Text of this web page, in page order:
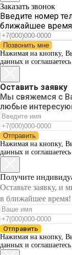
Заказать звонок
Введите номер
ближайшее
Позвонить мне
Нажимая на кнопку, Вы
данных и соглашаетесь
Оставить заявку
Мы свяжемся с
любые
Отправить
Нажимая на кнопку, Вы
данных и соглашаетесь
Получите
Оставьте заявку, и
в ближайшее время!
Отправить
Нажимая на кнопку, Вы
данных и соглашаетесь